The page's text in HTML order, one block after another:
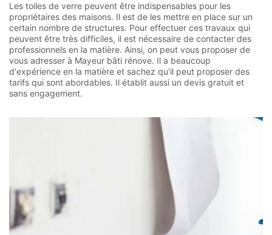
Les toiles de verre peuvent être indispensables pour les
propriétaires des maisons. Il est de les mettre en place sur un
certain nombre de structures. Pour effectuer ces travaux qui
peuvent être très difficiles, il est nécessaire de contacter des
professionnels en la matière. Ainsi, on peut vous proposer de
vous adresser à Mayeur bâti rénove. Il a beaucoup
d'expérience en la matière et sachez qu'il peut proposer des
tarifs qui sont abordables. Il établit aussi un devis gratuit et
sans engagement.